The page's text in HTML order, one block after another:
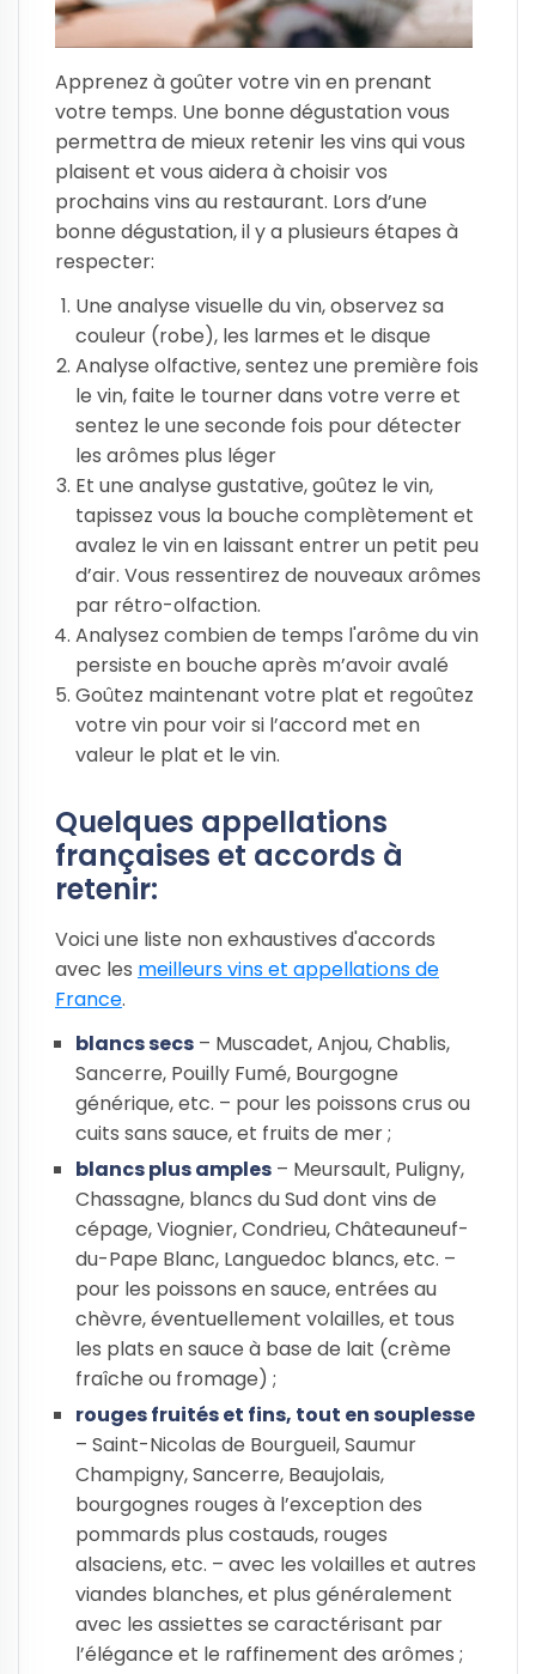
Apprenez à goûter votre vin en prenant
votre temps. Une bonne dégustation vous
permettra de mieux retenir les vins qui vous
plaisent et vous aidera à choisir vos
prochains vins au restaurant. Lors d’une
bonne dégustation, il y a plusieurs étapes à
respecter:
Une analyse visuelle du vin, observez sa
couleur (robe), les larmes et le disque
Analyse olfactive, sentez une première fois
le vin, faite le tourner dans votre verre et
sentez le une seconde fois pour détecter
les arômes plus léger
Et une analyse gustative, goûtez le vin,
tapissez vous la bouche complètement et
avalez le vin en laissant entrer un petit peu
d’air. Vous ressentirez de nouveaux arômes
par rétro-olfaction.
Analysez combien de temps l'arôme du vin
persiste en bouche après m’avoir avalé
Goûtez maintenant votre plat et regoûtez
votre vin pour voir si l’accord met en
valeur le plat et le vin.
Quelques appellations
françaises et accords à
retenir:
Voici une liste non exhaustives d'accords
avec les meilleurs vins et appellations de
France.
blancs secs – Muscadet, Anjou, Chablis,
Sancerre, Pouilly Fumé, Bourgogne
générique, etc. – pour les poissons crus ou
cuits sans sauce, et fruits de mer ;
blancs plus amples – Meursault, Puligny,
Chassagne, blancs du Sud dont vins de
cépage, Viognier, Condrieu, Châteauneuf-
du-Pape Blanc, Languedoc blancs, etc. –
pour les poissons en sauce, entrées au
chèvre, éventuellement volailles, et tous
les plats en sauce à base de lait (crème
fraîche ou fromage) ;
rouges fruités et fins, tout en souplesse
– Saint-Nicolas de Bourgueil, Saumur
Champigny, Sancerre, Beaujolais,
bourgognes rouges à l’exception des
pommards plus costauds, rouges
alsaciens, etc. – avec les volailles et autres
viandes blanches, et plus généralement
avec les assiettes se caractérisant par
l’élégance et le raffinement des arômes ;